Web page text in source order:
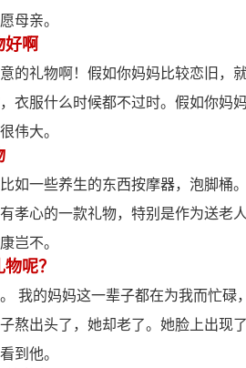
母亲。
好啊
的礼物啊！假如你妈妈比较恋旧，
衣服什么时候都不过时。假如你妈
伟大。
如一些养生的东西按摩器，泡脚桶
孝心的一款礼物，特别是作为送老
岂不。
呢？
我的妈妈这一辈子都在为我而忙
熬出头了，她却老了。她脸上出现
到他。